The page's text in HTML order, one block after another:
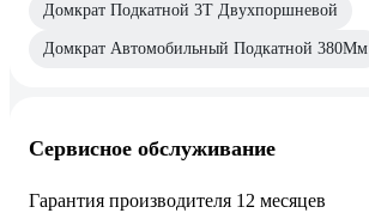
Домкрат Подкатной 3Т Двухпоршневой
Домкрат Автомобильный Подкатной 380Мм
Сервисное обслуживание
Гарантия производителя 12 месяцев